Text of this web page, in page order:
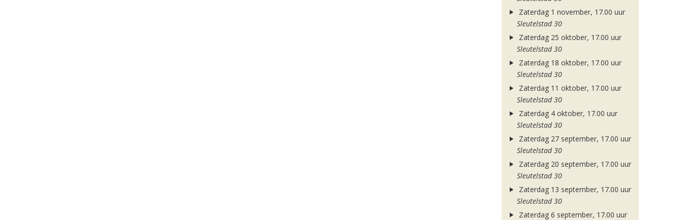
Zaterdag 1 november, 17.00 uur
Sleutelstad 30
Zaterdag 25 oktober, 17.00 uur
Sleutelstad 30
Zaterdag 18 oktober, 17.00 uur
Sleutelstad 30
Zaterdag 11 oktober, 17.00 uur
Sleutelstad 30
Zaterdag 4 oktober, 17.00 uur
Sleutelstad 30
Zaterdag 27 september, 17.00 uur
Sleutelstad 30
Zaterdag 20 september, 17.00 uur
Sleutelstad 30
Zaterdag 13 september, 17.00 uur
Sleutelstad 30
Zaterdag 6 september, 17.00 uur